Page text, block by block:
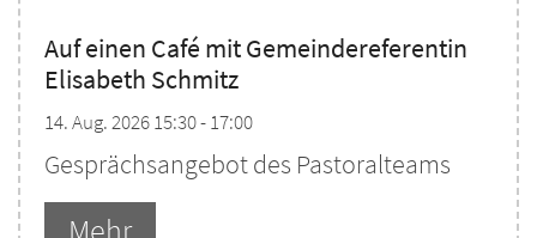
Auf einen Café mit Gemeindereferentin
Elisabeth Schmitz
14. Aug. 2026 15:30 - 17:00
Gesprächsangebot des Pastoralteams